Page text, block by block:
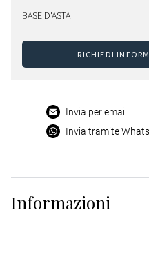
BASE D'ASTA
RICHIEDI
Invia per email
Invia tramite
Informazioni